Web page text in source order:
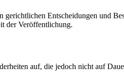
Entscheidungen und
der Veröffentlichung.
auf, die jedoch nicht auf